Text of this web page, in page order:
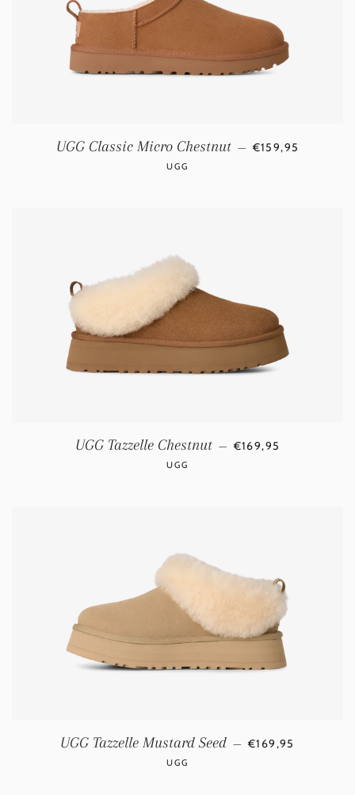
UGG Classic Micro Chestnut — NORMALE PRIJS
€159,95
UGG
UGG Tazzelle Chestnut — NORMALE PRIJS
€169,95
UGG
UGG Tazzelle Mustard Seed — NORMALE PRIJS
€169,95
UGG